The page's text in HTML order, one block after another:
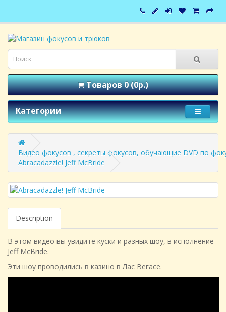
Товаров 0 (0р.)
Категории
Видео фокусов , секреты фокусов, обучающие DVD по
Abracadazzle! Jeff McBride
Description
В этом видео вы увидите куски и разных шоу, в исполнение
Jeff McBride.
Эти шоу проводились в казино в Лас Вегасе.